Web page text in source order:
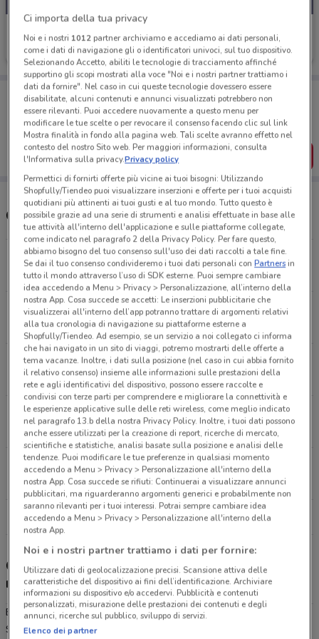
Eurospin
Scade domenica 3.6 km
Porta DoveConviene sempre con te!
Puoi trovare le migliori offerte dei negozi vicino a te,
salvarle e creare la tua lista del risparmio, comodamente
dal tuo cellulare.
SCARICA L’APP
Orari e Negozi Eurospin
Via Pietro Spino, 10 Bergamo
3.6 km
Via Bergamo, 68 Curno
4.7 km
Via Fornas, 1 Osio Di Sopra
5.3 km
CHIUSO
Via Nazionale Ang. Fonderia Rumi Seriate
7.4 km
CHIUSO
Via Locatelli, 1 Brembate Di Sopra
9 km
CHIUSO
Tutti i negozi Eurospin
Gli sconti del nuovo volantino Eurospin e i
negozi
Eurospin è presente in vari punti della città: lo trovi in Via Pietro
Spino 10 Bergamo, Via Bergamo 68 Curno, Via Fornas 1 Osio Di
Ci importa della tua privacy
Noi e i nostri 1012partner archiviamo e accediamo ai dati personali,
come i dati di navigazione gli o identificatori univoci, sul tuo dispositivo.
Selezionando Accetto, abiliti le tecnologie di tracciamento affinché
supportino gli scopi mostrati alla voce "Noi e i nostri partner trattiamo i
dati da fornire". Nel caso in cui queste tecnologie dovessero essere
disabilitate, alcuni contenuti e annunci visualizzati potrebbero non
essere rilevanti. Puoi accedere nuovamente a questo menu per
modificare le tue scelte o per revocare il consenso facendo clic sul link
Mostra finalità in fondo alla pagina web. Tali scelte avranno effetto nel
contesto del nostro Sito web. Per maggiori informazioni, consulta
l'Informativa sulla privacy.Privacy policy
Permettici di fornirti offerte più vicine ai tuoi bisogni: Utilizzando
Shopfully/Tiendeo puoi visualizzare inserzioni e offerte per i tuoi acquisti
quotidiani più attinenti ai tuoi gusti e al tuo mondo. Tutto questo è
possibile grazie ad una serie di strumenti e analisi effettuate in base alle
tue attività all'interno dell'applicazione e sulle piattaforme collegate,
come indicato nel paragrafo 2 della Privacy Policy. Per fare questo,
abbiamo bisogno del tuo consenso sull'uso dei dati raccolti a tale fine.
Se dai il tuo consenso condivideremo i tuoi dati personali conPartnersin
tutto il mondo attraverso l’uso di SDK esterne. Puoi sempre cambiare
idea accedendo a Menu > Privacy > Personalizzazione, all’interno della
nostra App. Cosa succede se accetti: Le inserzioni pubblicitarie che
visualizzerai all'interno dell’app potranno trattare di argomenti relativi
alla tua cronologia di navigazione su piattaforme esterne a
Shopfully/Tiendeo. Ad esempio, se un servizio a noi collegato ci informa
che hai navigato in un sito di viaggi, potremo mostrarti delle offerte a
tema vacanze. Inoltre, i dati sulla posizione (nel caso in cui abbia fornito
il relativo consenso) insieme alle informazioni sulle prestazioni della
rete e agli identificativi del dispositivo, possono essere raccolte e
condivisi con terze parti per comprendere e migliorare la connettività e
le esperienze applicative sulle delle reti wireless, come meglio indicato
nel paragrafo 13.b della nostra Privacy Policy. Inoltre, i tuoi dati possono
anche essere utilizzati per la creazione di report, ricerche di mercato,
scientifiche e statistiche, analisi basate sulla posizione e analisi delle
tendenze. Puoi modificare le tue preferenze in qualsiasi momento
accedendo a Menu > Privacy > Personalizzazione all'interno della
nostra App. Cosa succede se rifiuti: Continuerai a visualizzare annunci
pubblicitari, ma riguarderanno argomenti generici e probabilmente non
saranno rilevanti per i tuoi interessi. Potrai sempre cambiare idea
accedendo a Menu > Privacy > Personalizzazione all'interno della
nostra App.
Noi e i nostri partner trattiamo i dati per fornire:
Utilizzare dati di geolocalizzazione precisi. Scansione attiva delle
caratteristiche del dispositivo ai fini dell’identificazione. Archiviare
informazioni su dispositivo e/o accedervi. Pubblicità e contenuti
personalizzati, misurazione delle prestazioni dei contenuti e degli
annunci, ricerche sul pubblico, sviluppo di servizi.
Elenco dei partner